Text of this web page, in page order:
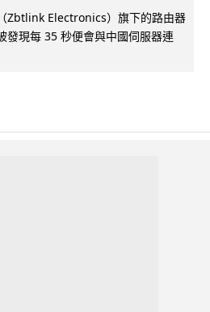
Zbtlink Electronics）旗下的路由器
發現每 35 秒便會與中國伺服器連